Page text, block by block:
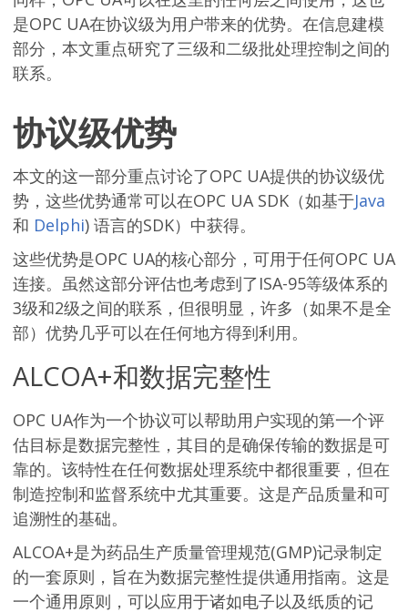
是OPC UA在协议级为用户带来的优势。在信息建模
部分，本文重点研究了三级和二级批处理控制之间的
联系。
协议级优势
本文的这一部分重点讨论了OPC UA提供的协议级优
势，这些优势通常可以在OPC UA SDK（如基于Java
和 Delphi) 语言的SDK）中获得。
这些优势是OPC UA的核心部分，可用于任何OPC UA
连接。虽然这部分评估也考虑到了ISA-95等级体系的
3级和2级之间的联系，但很明显，许多（如果不是全
部）优势几乎可以在任何地方得到利用。
ALCOA+和数据完整性
OPC UA作为一个协议可以帮助用户实现的第一个评
估目标是数据完整性，其目的是确保传输的数据是可
靠的。该特性在任何数据处理系统中都很重要，但在
制造控制和监督系统中尤其重要。这是产品质量和可
追溯性的基础。
ALCOA+是为药品生产质量管理规范(GMP)记录制定
的一套原则，旨在为数据完整性提供通用指南。这是
一个通用原则，可以应用于诸如电子以及纸质的记